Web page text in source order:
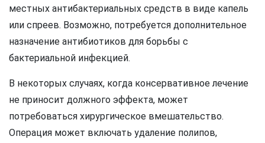
местных антибактериальных средств в виде капель
или спреев. Возможно, потребуется дополнительное
назначение антибиотиков для борьбы с
бактериальной инфекцией.
В некоторых случаях, когда консервативное лечение
не приносит должного эффекта, может
потребоваться хирургическое вмешательство.
Операция может включать удаление полипов,